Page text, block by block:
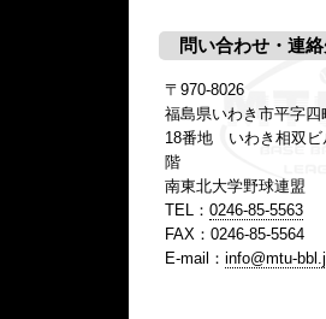
問い合わせ・連
〒970-8026
福島県いわき市平字四
18番地 いわき相双ビ
階
南東北大学野球連盟
TEL： 0246-85-5563
FAX：0246-85-5564
E-mail： info@mtu-